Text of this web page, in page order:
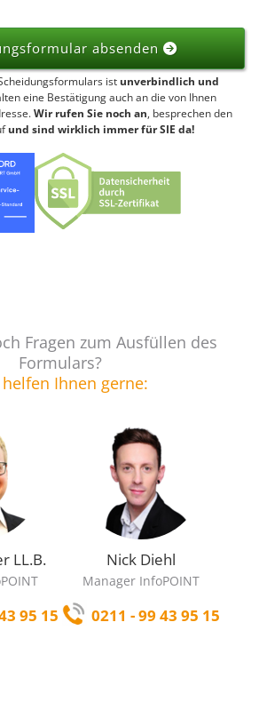
absenden
ist unverbindlich und
eine Bestätigung auch an die von Ihnen
Wir rufen Sie noch an, besprechen den
und sind wirklich immer für SIE da!
Fragen zum Ausfüllen des
Formulars?
Ihnen gerne:
LL.B.
95 15
Nick Diehl
Manager InfoPOINT
0211 - 99 43 95 15